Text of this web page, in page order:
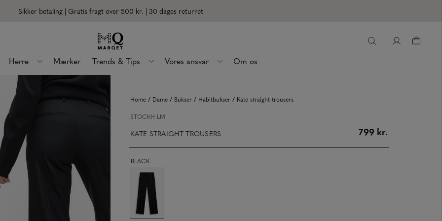
Sikker betaling | Gratis fragt over 500 kr. | 30 dages returret
Herre Mærker Trends & Tips Vores ansvar Om os
Home / Dame / Bukser / Habitbukser / Kate straight trousers
STOCKH LM
KATE STRAIGHT TROUSERS 799 kr.
BLACK